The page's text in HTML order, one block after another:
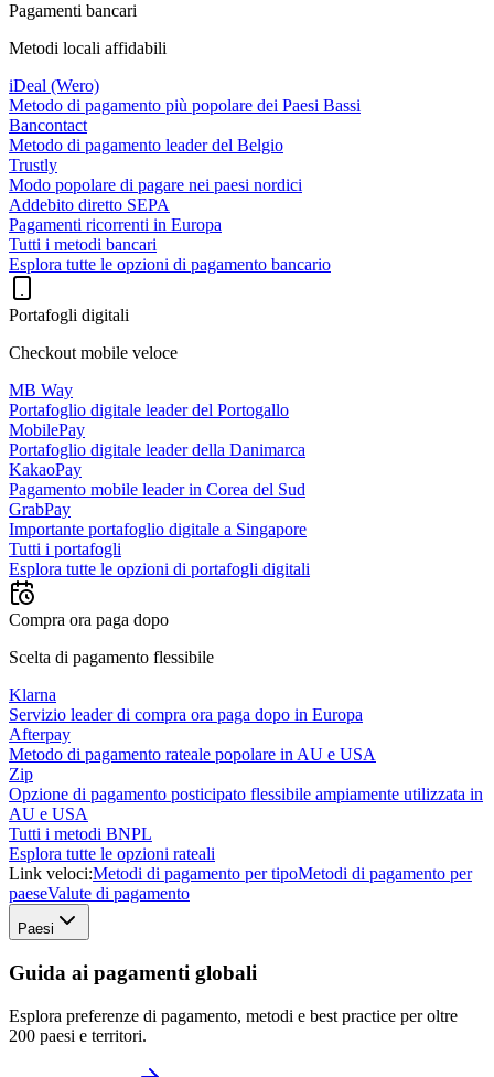
Pagamenti bancari
Metodi locali affidabili
iDeal (Wero)
Metodo di pagamento più popolare dei Paesi Bassi
Bancontact
Metodo di pagamento leader del Belgio
Trustly
Modo popolare di pagare nei paesi nordici
Addebito diretto SEPA
Pagamenti ricorrenti in Europa
Tutti i metodi bancari
Esplora tutte le opzioni di pagamento bancario
Portafogli digitali
Checkout mobile veloce
MB Way
Portafoglio digitale leader del Portogallo
MobilePay
Portafoglio digitale leader della Danimarca
KakaoPay
Pagamento mobile leader in Corea del Sud
GrabPay
Importante portafoglio digitale a Singapore
Tutti i portafogli
Esplora tutte le opzioni di portafogli digitali
Compra ora paga dopo
Scelta di pagamento flessibile
Klarna
Servizio leader di compra ora paga dopo in Europa
Afterpay
Metodo di pagamento rateale popolare in AU e USA
Zip
Opzione di pagamento posticipato flessibile ampiamente utilizzata in
AU e USA
Tutti i metodi BNPL
Esplora tutte le opzioni rateali
Link veloci:Metodi di pagamento per tipoMetodi di pagamento per
paeseValute di pagamento
Paesi
Guida ai pagamenti globali
Esplora preferenze di pagamento, metodi e best practice per oltre
200 paesi e territori.